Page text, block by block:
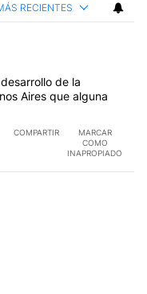
RECIENTES
de la
Aires que alguna
COMPARTIR
MARCAR
COMO
INAPROPIADO